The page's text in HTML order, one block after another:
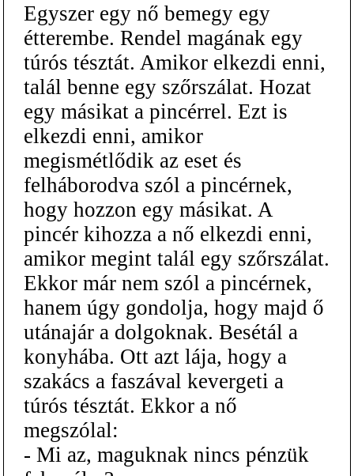
Egyszer egy nő bemegy egy
étterembe. Rendel magának egy
túrós tésztát. Amikor elkezdi enni,
talál benne egy szőrszálat. Hozat
egy másikat a pincérrel. Ezt is
elkezdi enni, amikor
megismétlődik az eset és
felháborodva szól a pincérnek,
hogy hozzon egy másikat. A
pincér kihozza a nő elkezdi enni,
amikor megint talál egy szőrszálat.
Ekkor már nem szól a pincérnek,
hanem úgy gondolja, hogy majd ő
utánajár a dolgoknak. Besétál a
konyhába. Ott azt lája, hogy a
szakács a faszával kevergeti a
túrós tésztát. Ekkor a nő
megszólal:
- Mi az, maguknak nincs pénzük